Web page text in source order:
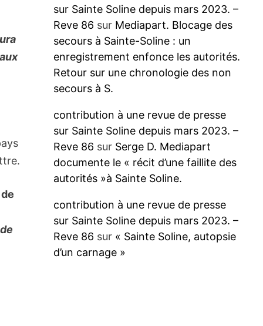
sur Sainte Soline depuis mars 2023. –
Reve 86 sur Mediapart. Blocage des
secours à Sainte-Soline : un
enregistrement enfonce les autorités.
Retour sur une chronologie des non
secours à S.
contribution à une revue de presse
sur Sainte Soline depuis mars 2023. –
Reve 86 sur Serge D. Mediapart
documente le « récit d’une faillite des
autorités »à Sainte Soline.
contribution à une revue de presse
sur Sainte Soline depuis mars 2023. –
Reve 86 sur « Sainte Soline, autopsie
d’un carnage »